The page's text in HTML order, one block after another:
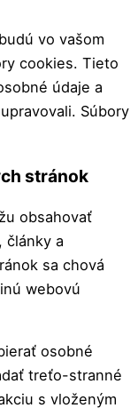
vo vašom
cookies. Tieto
údaje a
Súbory
stránok
obsahovať
články a
sa chová
webovú
osobné
treťo-stranné
s vloženým